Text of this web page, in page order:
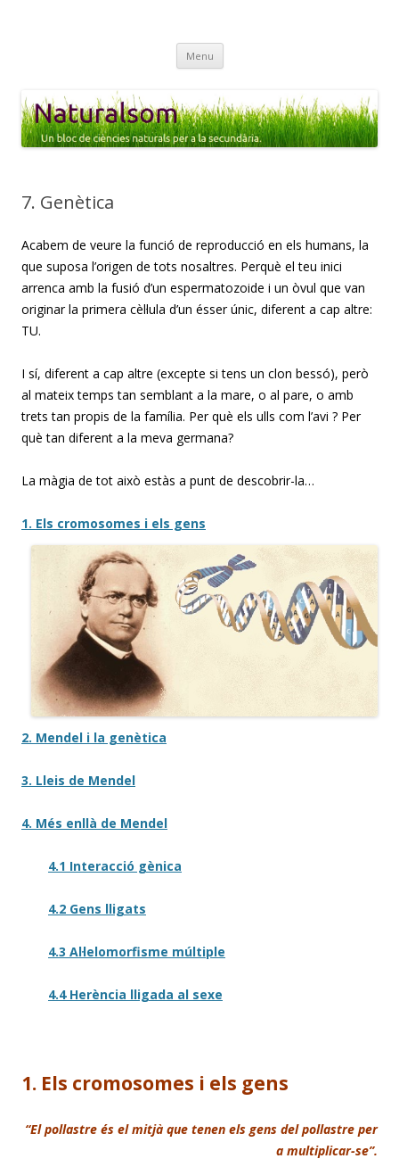
secundària.
Menu Skip
content
7. Genètica
Acabem de veure la funció de reproducció en els humans, la
que suposa l’origen de tots nosaltres. Perquè el teu inici
arrenca amb la fusió d’un espermatozoide i un òvul que van
originar la primera cèl·lula d’un ésser únic, diferent a cap altre:
TU.
I sí, diferent a cap altre (excepte si tens un clon bessó), però
al mateix temps tan semblant a la mare, o al pare, o amb
trets tan propis de la família. Per què els ulls com l’avi ? Per
què tan diferent a la meva germana?
La màgia de tot això estàs a punt de descobrir-la…
1. Els cromosomes i els gens
2. Mendel i la genètica
3. Lleis de Mendel
4. Més enllà de Mendel
4.1 Interacció gènica
4.2 Gens lligats
4.3 Al·lelomorfisme múltiple
4.4 Herència lligada al sexe
1. Els cromosomes i els gens
“El pollastre és el mitjà que tenen els gens del pollastre per
a multiplicar-se”.